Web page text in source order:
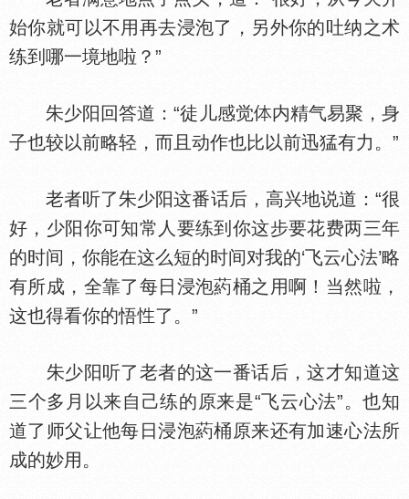
始你就可以不用再去浸泡了，另外你的吐纳之术
练到哪一境地啦？”
朱少阳回答道：“徒儿感觉
内精气易聚，身
子也较以前略轻，而且动作也比以前迅猛有力。”
老者听了朱少阳这番话后，高兴地说道：“很
好，少阳你可知常人要练到你这步要花费两三年
的时间，你能在这么短的时间对我的‘飞云心法’略
有所成，全靠了每日浸泡葯桶之用啊！当然啦，
这也得看你的悟
了。”
朱少阳听了老者的这一番话后，这才知道这
三个多月以来自己练的原来是“飞云心法”。也知
道了师父让他每日浸泡葯桶原来还有加速心法所
成的妙用。